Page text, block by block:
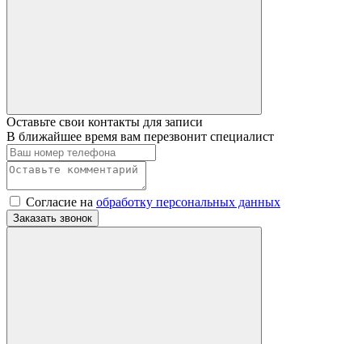
Оставьте свои контакты для записи
В ближайшее время вам перезвонит специалист
Согласие на обработку персональных данных
Заказать звонок